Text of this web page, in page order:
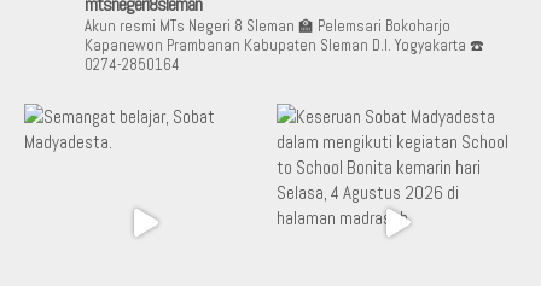
Akun resmi MTs Negeri 8 Sleman 🏫 Pelemsari Bokoharjo
Kapanewon Prambanan Kabupaten Sleman D.I. Yogyakarta ☎️
0274-2850164